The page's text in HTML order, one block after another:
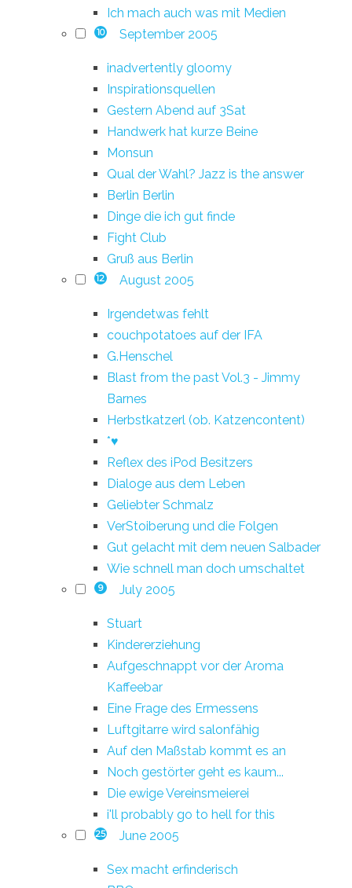
Ich mach auch was mit Medien
10 September 2005
inadvertently gloomy
Inspirationsquellen
Gestern Abend auf 3Sat
Handwerk hat kurze Beine
Monsun
Qual der Wahl? Jazz is the answer
Berlin Berlin
Dinge die ich gut finde
Fight Club
Gruß aus Berlin
12 August 2005
Irgendetwas fehlt
couchpotatoes auf der IFA
G.Henschel
Blast from the past Vol.3 - Jimmy
Barnes
Herbstkatzerl (ob. Katzencontent)
*♥
Reflex des iPod Besitzers
Dialoge aus dem Leben
Geliebter Schmalz
VerStoiberung und die Folgen
Gut gelacht mit dem neuen Salbader
Wie schnell man doch umschaltet
9 July 2005
Stuart
Kindererziehung
Aufgeschnappt vor der Aroma
Kaffeebar
Eine Frage des Ermessens
Luftgitarre wird salonfähig
Auf den Maßstab kommt es an
Noch gestörter geht es kaum...
Die ewige Vereinsmeierei
i'll probably go to hell for this
25 June 2005
Sex macht erfinderisch